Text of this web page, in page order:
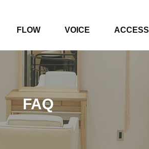
FAQ
FLOW VOICE ACCESS